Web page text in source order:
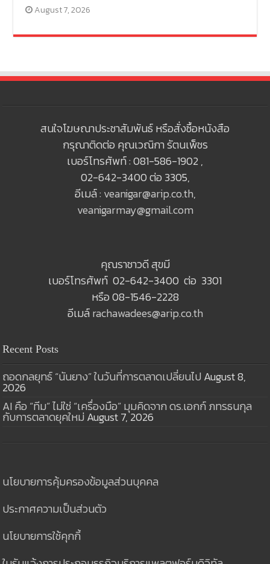
August 7, 2026
สนใจโฆษณาประชาสัมพันธ์ หรือสั่งซื้อหนังสือ
กรุณาติดต่อ คุณเวณิกา รัตนเพ็ชร
เบอร์โทรศัพท์ : 081-586-1902 ,
02-642-3400 ต่อ 3305,
อีเมล์ : veanigar@arip.co.th,
veanigarmay@gmail.com
คุณราชาวดี สุขมี
เบอร์โทรศัพท์ 02-642-3400 ต่อ 3301
หรือ 08-1546-2228
อีเมล์rachawadees@arip.co.th
Recent Posts
ถอดกลยุทธ์ “นันยาง” ในวันที่การตลาดเปลี่ยนไป August 8,
2026
AI คือ “ทีม” ไม่ใช่ “เครื่องมือ” มุมคิดจาก ดร.เอกก์ ภทรธนกุล
กับการตลาดยุคใหม่ August 7, 2026
นโยบายการคุ้มครองข้อมูลส่วนบุคคล
ประกาศความเป็นส่วนตัว
นโยบายการใช้คุกกี้